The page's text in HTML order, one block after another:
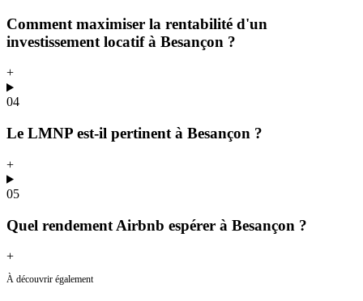
Comment maximiser la rentabilité d'un
investissement locatif à Besançon ?
+
04
Le LMNP est-il pertinent à Besançon ?
+
05
Quel rendement Airbnb espérer à Besançon ?
+
À découvrir également